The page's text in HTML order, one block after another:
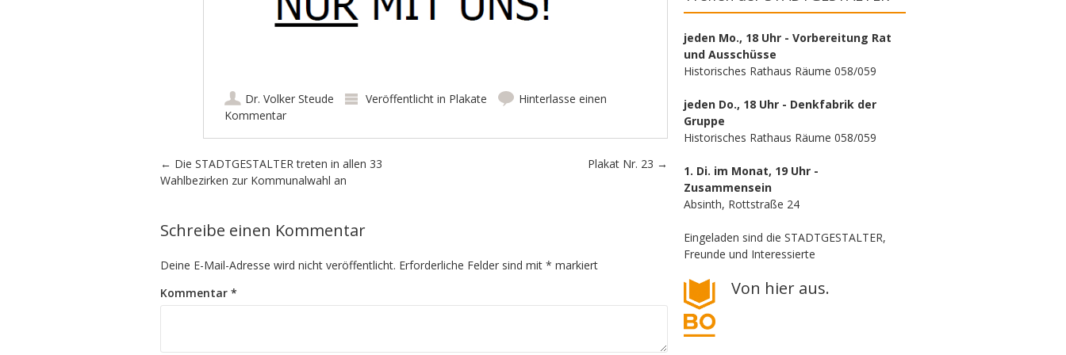
Dr. Volker Steude Veröffentlicht in Plakate
Hinterlasse einen
Kommentar
Artikel-Navigation
← Die STADTGESTALTER treten in allen 33
Wahlbezirken zur Kommunalwahl an
Plakat Nr. 23 →
Schreibe einen Kommentar
Deine E-Mail-Adresse wird nicht veröffentlicht. Erforderliche Felder sind mit * markiert
Kommentar *
jeden Mo., 18 Uhr - Vorbereitung Rat
und Ausschüsse
Historisches Rathaus Räume 058/059
jeden Do., 18 Uhr - Denkfabrik der
Gruppe
Historisches Rathaus Räume 058/059
1. Di. im Monat, 19 Uhr -
Zusammensein
Absinth, Rottstraße 24
Eingeladen sind die STADTGESTALTER,
Freunde und Interessierte
Von hier aus.